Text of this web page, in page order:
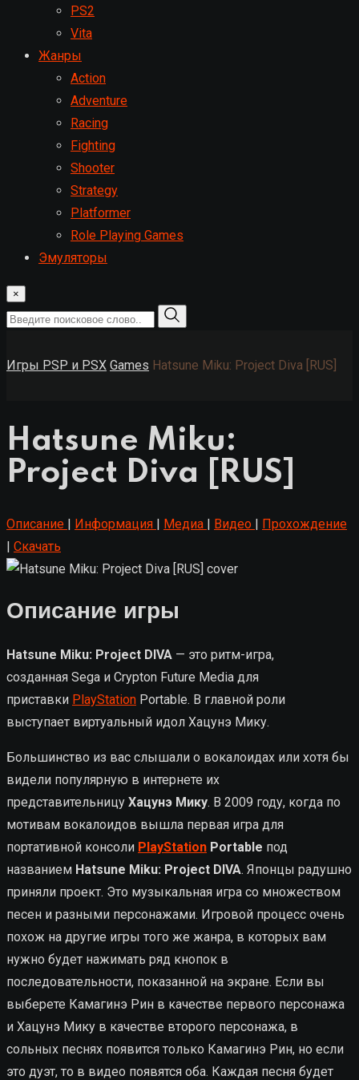
PS2
Vita
Жанры
Action
Adventure
Racing
Fighting
Shooter
Strategy
Platformer
Role Playing Games
Эмуляторы
×
Игры PSP и PSX Games Hatsune Miku: Project Diva [RUS]
Hatsune Miku:
Project Diva [RUS]
Описание | Информация | Медиа | Видео | Прохождение
| Скачать
Описание игры
Hatsune Miku: Project DIVA — это ритм-игра,
созданная Sega и Crypton Future Media для
приставки PlayStation Portable. В главной роли
выступает виртуальный идол Хацунэ Мику.
Большинство из вас слышали о вокалоидах или хотя бы
видели популярную в интернете их
представительницу Хацунэ Мику. В 2009 году, когда по
мотивам вокалоидов вышла первая игра для
портативной консоли PlayStation Portable под
названием Hatsune Miku: Project DIVA. Японцы радушно
приняли проект. Это музыкальная игра со множеством
песен и разными персонажами. Игровой процесс очень
похож на другие игры того же жанра, в которых вам
нужно будет нажимать ряд кнопок в
последовательности, показанной на экране. Если вы
выберете Камагинэ Рин в качестве первого персонажа
и Хацунэ Мику в качестве второго персонажа, в
сольных песнях появится только Камагинэ Рин, но если
это дуэт, то в видео появятся оба. Каждая песня будет